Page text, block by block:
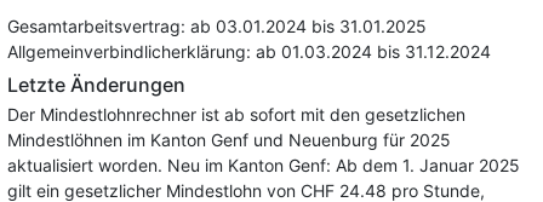
Gesamtarbeitsvertrag: ab 03.01.2024 bis 31.01.2025
Allgemeinverbindlicherklärung: ab 01.03.2024 bis 31.12.2024
Letzte Änderungen
Der Mindestlohnrechner ist ab sofort mit den gesetzlichen
Mindestlöhnen im Kanton Genf und Neuenburg für 2025
aktualisiert worden. Neu im Kanton Genf: Ab dem 1. Januar 2025
gilt ein gesetzlicher Mindestlohn von CHF 24.48 pro Stunde,